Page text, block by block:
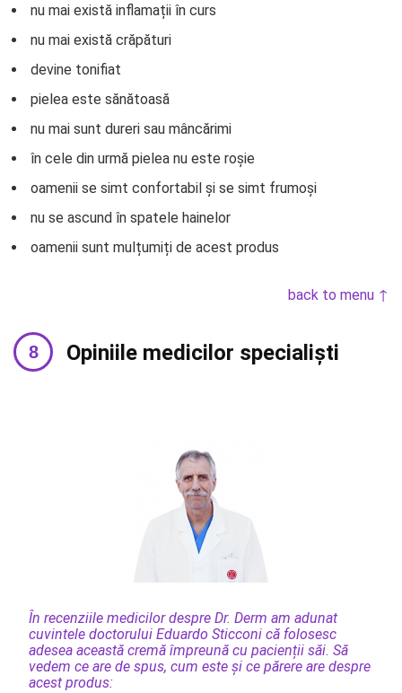
nu mai există inflamații în curs
nu mai există crăpături
devine tonifiat
pielea este sănătoasă
nu mai sunt dureri sau mâncărimi
în cele din urmă pielea nu este roșie
oamenii se simt confortabil și se simt frumoși
nu se ascund în spatele hainelor
oamenii sunt mulțumiți de acest produs
back to menu ↑
Opiniile medicilor specialiști
În recenziile medicilor despre Dr. Derm am adunat
cuvintele doctorului Eduardo Sticconi că folosesc
adesea această cremă împreună cu pacienții săi. Să
vedem ce are de spus, cum este și ce părere are despre
acest produs: